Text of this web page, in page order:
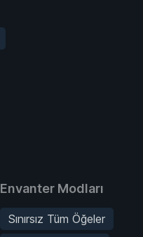
Envanter Modları
Sınırsız Tüm Öğeler